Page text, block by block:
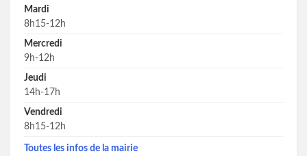
Mardi
8h15-12h
Mercredi
9h-12h
Jeudi
14h-17h
Vendredi
8h15-12h
Toutes les infos de la mairie